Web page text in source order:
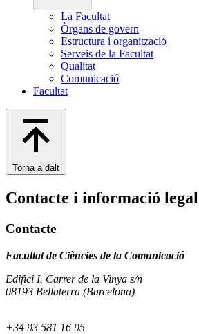
La Facultat
Òrgans de govern
Estructura i organització
Serveis de la Facultat
Qualitat
Comunicació
Facultat
Torna a dalt
Contacte i informació legal
Contacte
Facultat de Ciències de la Comunicació
Edifici I. Carrer de la Vinya s/n
08193 Bellaterra (Barcelona)
+34 93 581 16 95